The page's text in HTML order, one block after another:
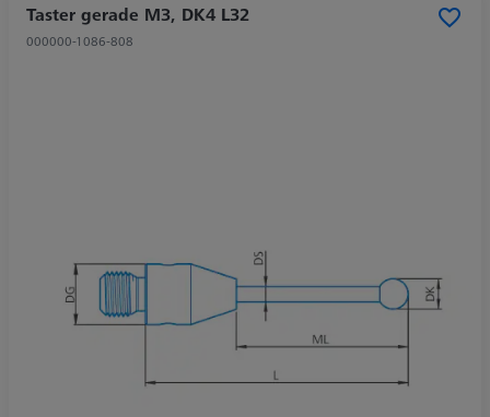
Taster gerade M3, DK4 L32
000000-1086-808